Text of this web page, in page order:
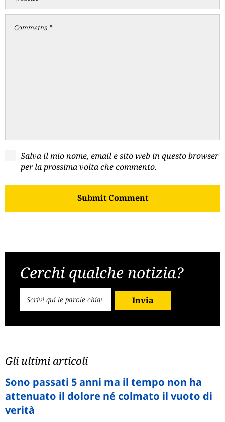
Salva il mio nome, email e sito web in questo browser
per la prossima volta che commento.
Cerchi qualche notizia?
Invia
Gli ultimi articoli
Sono passati 5 anni ma il tempo non ha
attenuato il dolore né colmato il vuoto di
verità